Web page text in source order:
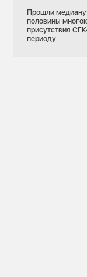
Прошли
половины
присутствия
периоду